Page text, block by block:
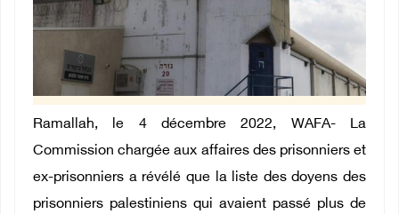
Ramallah, le 4 décembre 2022, WAFA- La
Commission chargée aux affaires des prisonniers et
ex-prisonniers a révélé que la liste des doyens des
prisonniers palestiniens qui avaient passé plus de